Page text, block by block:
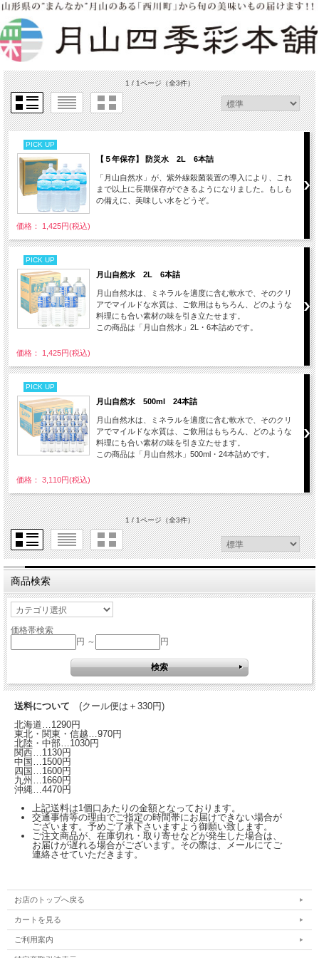
1 / 1ページ（全3件）
PICK UP
【５年保存】 防災水 2L 6本詰
「月山自然水」が、紫外線殺菌装置の導入により、これ
まで以上に長期保存ができるようになりました。もしも
の備えに、美味しい水をどうぞ。
価格： 1,425円(税込)
PICK UP
月山自然水 2L 6本詰
月山自然水は、ミネラルを適度に含む軟水で、そのクリ
アでマイルドな水質は、ご飲用はもちろん、どのような
料理にも合い素材の味を引き立たせます。
この商品は「月山自然水」2L・6本詰めです。
価格： 1,425円(税込)
PICK UP
月山自然水 500ml 24本詰
月山自然水は、ミネラルを適度に含む軟水で、そのクリ
アでマイルドな水質は、ご飲用はもちろん、どのような
料理にも合い素材の味を引き立たせます。
この商品は「月山自然水」500ml・24本詰めです。
価格： 3,110円(税込)
1 / 1ページ（全3件）
商品検索
価格帯検索
円 ～
円
送料について (クール便は＋330円)
北海道…1290円
東北・関東・信越…970円
北陸・中部…1030円
関西…1130円
中国…1500円
四国…1600円
九州…1660円
沖縄…4470円
上記送料は1個口あたりの金額となっております。
交通事情等の理由でご指定の時間帯にお届けできない場合が
ございます。予めご了承下さいますよう御願い致します。
ご注文商品が、在庫切れ・取り寄せなどが発生した場合は、
お届けが遅れる場合がございます。その際は、メールにてご
連絡させていただきます。
お店のトップへ戻る
カートを見る
ご利用案内